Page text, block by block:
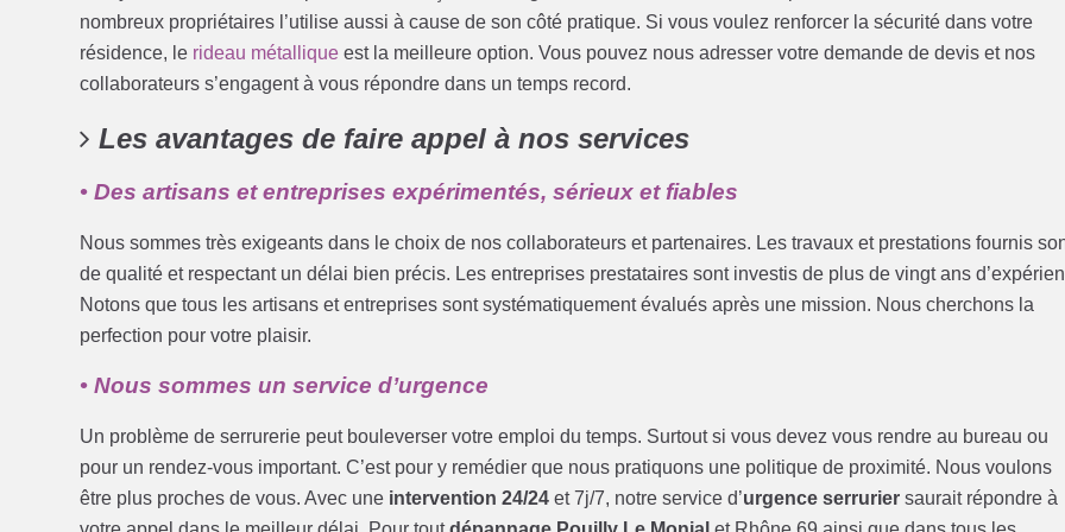
nombreux propriétaires l’utilise aussi à cause de son côté pratique. Si vous voulez renforcer la sécurité dans votre
résidence, le rideau métallique est la meilleure option. Vous pouvez nous adresser votre demande de devis et nos
collaborateurs s’engagent à vous répondre dans un temps record.
Les avantages de faire appel à nos services
• Des artisans et entreprises expérimentés, sérieux et fiables
Nous sommes très exigeants dans le choix de nos collaborateurs et partenaires. Les travaux et prestations fournis
de qualité et respectant un délai bien précis. Les entreprises prestataires sont investis de plus de vingt ans
Notons que tous les artisans et entreprises sont systématiquement évalués après une mission. Nous cherchons la
perfection pour votre plaisir.
• Nous sommes un service d’urgence
Un problème de serrurerie peut bouleverser votre emploi du temps. Surtout si vous devez vous rendre au bureau ou
pour un rendez-vous important. C’est pour y remédier que nous pratiquons une politique de proximité. Nous voulons
être plus proches de vous. Avec une intervention 24/24 et 7j/7, notre service d’urgence serrurier saurait répondre à